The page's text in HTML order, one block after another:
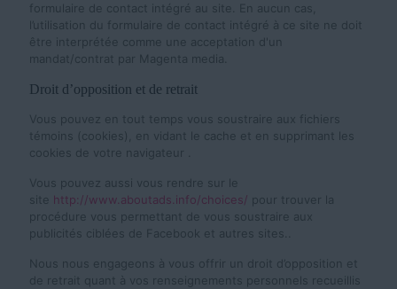
formulaire de contact intégré au site. En aucun cas,
l’utilisation du formulaire de contact intégré à ce site ne doit
être interprétée comme une acceptation d'un
mandat/contrat par Magenta media.
Droit d’opposition et de retrait
Vous pouvez en tout temps vous soustraire aux fichiers
témoins (cookies), en vidant le cache et en supprimant les
cookies de votre navigateur .
Vous pouvez aussi vous rendre sur le
site http://www.aboutads.info/choices/ pour trouver la
procédure vous permettant de vous soustraire aux
publicités ciblées de Facebook et autres sites..
Nous nous engageons à vous offrir un droit d’opposition et
de retrait quant à vos renseignements personnels recueillis